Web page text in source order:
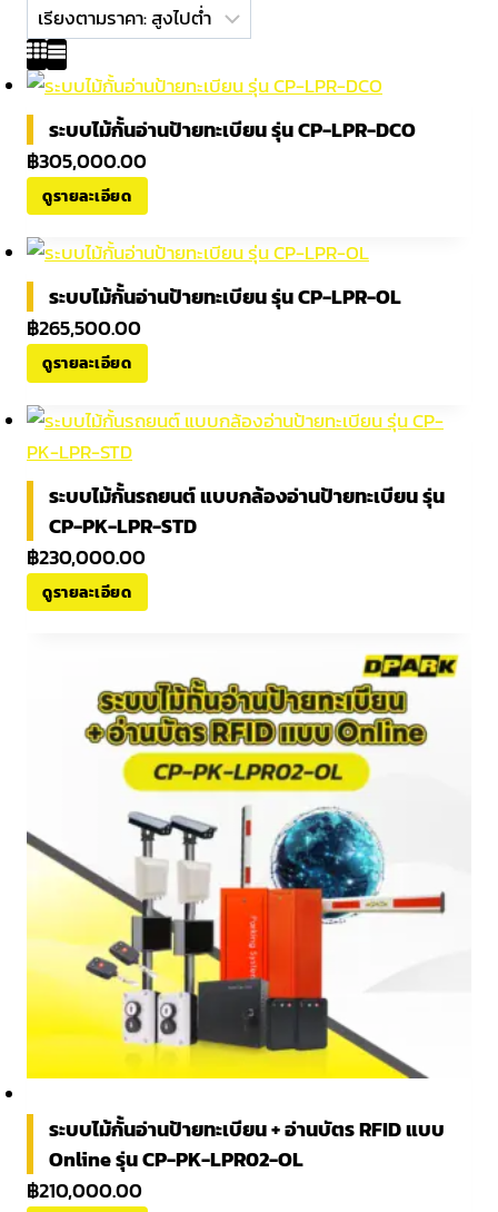
price:
to
low
ระบบไม้กั้นอ่านป้ายทะเบียน รุ่น CP-LPR-DCO
฿305,000.00
ดูรายละเอียด
ระบบไม้กั้นอ่านป้ายทะเบียน รุ่น CP-LPR-OL
฿265,500.00
ดูรายละเอียด
ระบบไม้กั้นรถยนต์ แบบกล้องอ่านป้ายทะเบียน รุ่น
CP-PK-LPR-STD
฿230,000.00
ดูรายละเอียด
ระบบไม้กั้นอ่านป้ายทะเบียน + อ่านบัตร RFID แบบ
Online รุ่น CP-PK-LPR02-OL
฿210,000.00